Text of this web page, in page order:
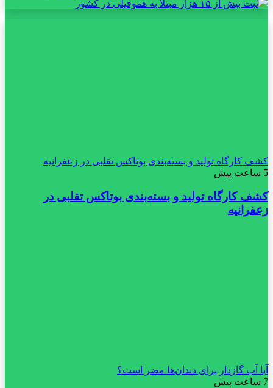
کشف کارگاه تولید و بسته‌بندی بوتاکس تقلبی در زعفرانیه
5 ساعت پیش
کشف کارگاه تولید و بسته‌بندی بوتاکس تقلبی در
زعفرانیه
آیا آب گازدار برای دندان‌ها مضر است؟
7 ساعت پیش